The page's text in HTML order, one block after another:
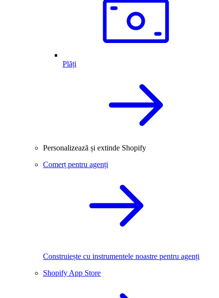
Plăți
Personalizează și extinde Shopify
Comerț pentru agenți
Construiește cu instrumentele noastre pentru agenți
Shopify App Store